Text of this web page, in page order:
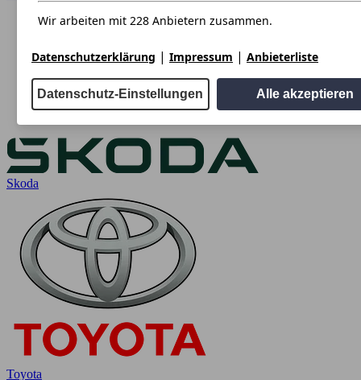
Skoda
Toyota
Wir arbeiten mit 228 Anbietern zusammen.
Datenschutzerklärung | Impressum | Anbieterliste
Datenschutz-Einstellungen Alle akzeptieren